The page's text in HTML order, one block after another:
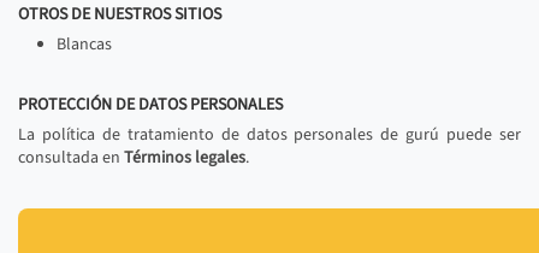
OTROS DE NUESTROS SITIOS
Blancas
PROTECCIÓN DE DATOS PERSONALES
La política de tratamiento de datos personales de gurú puede ser
consultada en Términos legales.